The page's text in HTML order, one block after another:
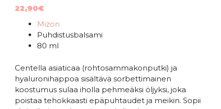
4.76 5:stä
22,90€
Mizon
Puhdistusbalsami
80 ml
Centella asiaticaa (rohtosammakonputki) ja
hyaluronihappoa sisältävä sorbettimainen
koostumus sulaa iholla pehmeäksi öljyksi, joka
poistaa tehokkaasti epäpuhtaudet ja meikin. Sopii